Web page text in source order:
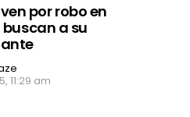
por robo en
a su
11:29 am